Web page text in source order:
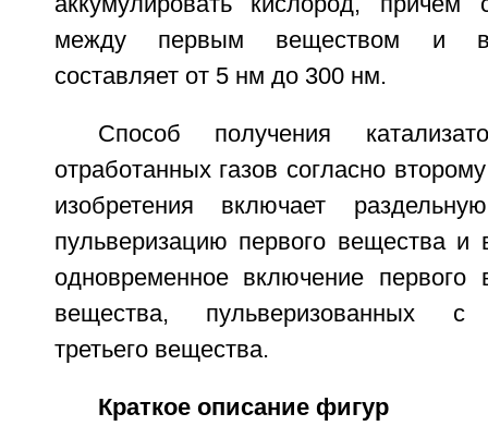
между первым веществом и
составляет от 5 нм до 300 нм.
Способ получения
отработанных газов согласно
изобретения включает
пульверизацию первого вещества и
одновременное включение первого
вещества, пульверизованных с
третьего вещества.
Краткое описание фигур